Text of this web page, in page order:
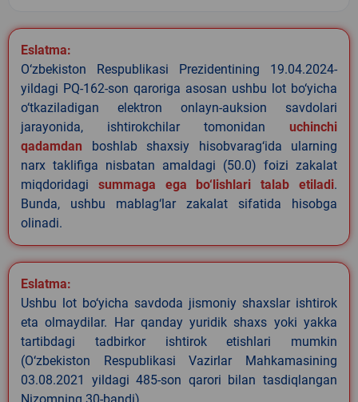
Eslatma:
O‘zbekiston Respublikasi Prezidentining 19.04.2024-
yildagi PQ-162-son qaroriga asosan ushbu lot bo‘yicha
o‘tkaziladigan elektron onlayn-auksion savdolari
jarayonida, ishtirokchilar tomonidan uchinchi
qadamdan boshlab shaxsiy hisobvarag‘ida ularning
narx taklifiga nisbatan amaldagi (50.0) foizi zakalat
miqdoridagi summaga ega bo‘lishlari talab etiladi.
Bunda, ushbu mablag‘lar zakalat sifatida hisobga
olinadi.
Eslatma:
Ushbu lot bo‘yicha savdoda jismoniy shaxslar ishtirok
eta olmaydilar. Har qanday yuridik shaxs yoki yakka
tartibdagi tadbirkor ishtirok etishlari mumkin
(O‘zbekiston Respublikasi Vazirlar Mahkamasining
03.08.2021 yildagi 485-son qarori bilan tasdiqlangan